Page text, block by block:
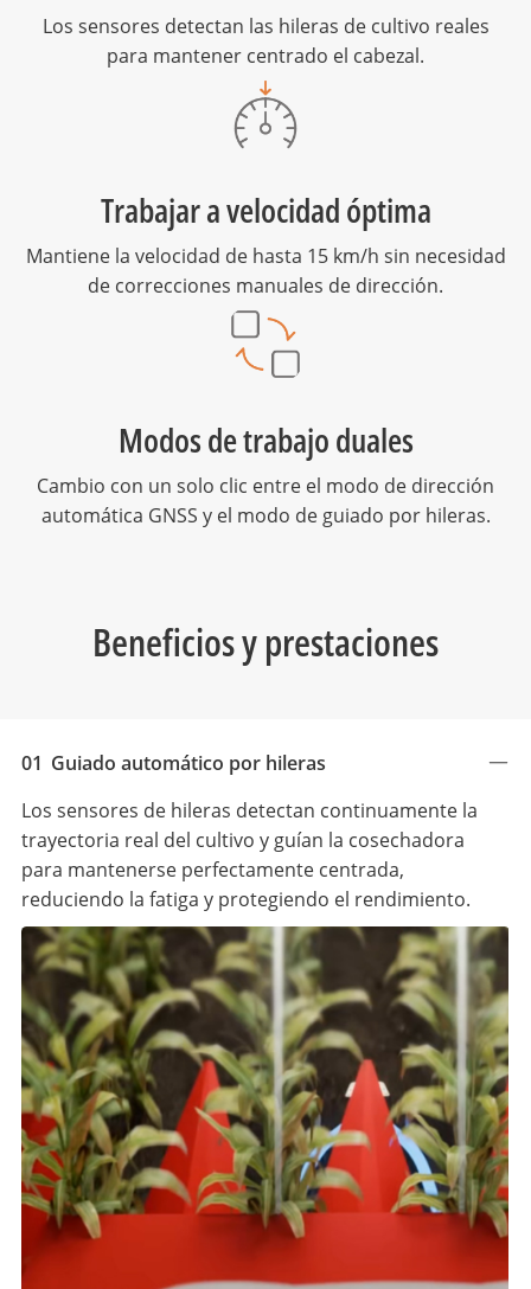
Los sensores detectan las hileras de cultivo reales
para mantener centrado el cabezal.
Trabajar a velocidad óptima
Mantiene la velocidad de hasta 15 km/h sin necesidad
de correcciones manuales de dirección.
Modos de trabajo duales
Cambio con un solo clic entre el modo de dirección
automática GNSS y el modo de guiado por hileras.
Beneficios y prestaciones
01 Guiado automático por hileras
Los sensores de hileras detectan continuamente la
trayectoria real del cultivo y guían la cosechadora
para mantenerse perfectamente centrada,
reduciendo la fatiga y protegiendo el rendimiento.